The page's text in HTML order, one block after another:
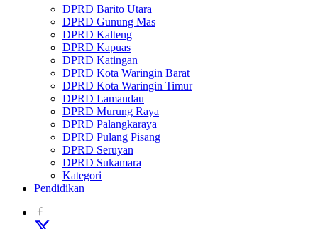
DPRD Barito Utara
DPRD Gunung Mas
DPRD Kalteng
DPRD Kapuas
DPRD Katingan
DPRD Kota Waringin Barat
DPRD Kota Waringin Timur
DPRD Lamandau
DPRD Murung Raya
DPRD Palangkaraya
DPRD Pulang Pisang
DPRD Seruyan
DPRD Sukamara
Kategori
Pendidikan